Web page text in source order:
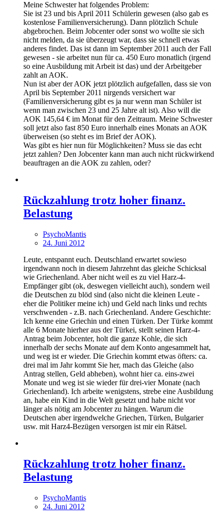
Meine Schwester hat folgendes Problem:
Sie ist 23 und bis April 2011 Schülerin gewesen (also gab es
kostenlose Familienversicherung). Dann plötzlich Schule
abgebrochen. Beim Jobcenter oder sonst wo wollte sie sich
nicht melden, da sie überzeugt war, dass sie schnell etwas
anderes findet. Das ist dann im September 2011 auch der Fall
gewesen - sie arbeitet nun für ca. 450 Euro monatlich (irgend
so eine Ausbildung mit Arbeit ist das) und der Arbeitgeber
zahlt an AOK.
Nun ist aber der AOK jetzt plötzlich aufgefallen, dass sie von
April bis September 2011 nirgends versichert war
(Familienversicherung gibt es ja nur wenn man Schüler ist
wenn man zwischen 23 und 25 Jahre alt ist). Also will die
AOK 145,64 € im Monat für den Zeitraum. Meine Schwester
soll jetzt also fast 850 Euro innerhalb eines Monats an AOK
überweisen (so steht es im Brief der AOK).
Was gibt es hier nun für Möglichkeiten? Muss sie das echt
jetzt zahlen? Den Jobcenter kann man auch nicht rückwirkend
beauftragen an die AOK zu zahlen, oder?
Rückzahlung trotz hoher finanz.
Belastung
PsychoMantis
24. Juni 2012
Leute, entspannt euch. Deutschland erwartet sowieso
irgendwann noch in diesem Jahrzehnt das gleiche Schicksal
wie Griechenland. Aber nicht weil es zu viel Harz-4-
Empfänger gibt (ok, deswegen vielleicht auch), sondern weil
die Deutschen zu blöd sind (also nicht die kleinen Leute -
eher die Politiker meine ich) und Geld nach links und rechts
verschwenden - z.B. nach Griechenland. Andere Geschichte:
Ich kenne eine Griechin und einen Türken. Der Türke kommt
alle 6 Monate hierher aus der Türkei, stellt seinen Harz-4-
Antrag beim Jobcenter, holt die ganze Kohle, die sich
innerhalb der sechs Monate auf dem Konto angesammelt hat,
und weg ist er wieder. Die Griechin kommt etwas öfters: ca.
drei mal im Jahr kommt Sie her, mach das Gleiche (also
Antrag stellen, Geld abheben), wohnt hier ca. eins-zwei
Monate und weg ist sie wieder für drei-vier Monate (nach
Griechenland). Ich arbeite wenigstens, strebe eine Ausbildung
an, habe ein Kind in die Welt gesetzt und habe nicht vor
länger als nötig am Jobcenter zu hängen. Warum die
Deutschen aber irgendwelche Griechen, Türken, Bulgarier
usw. mit Harz4-Bezügen versorgen ist mir ein Rätsel.
Rückzahlung trotz hoher finanz.
Belastung
PsychoMantis
24. Juni 2012